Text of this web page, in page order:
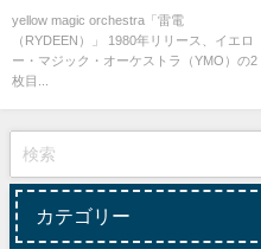
yellow magic orchestra「雷電
（RYDEEN）」 1980年リリース、イエロ
ー・マジック・オーケストラ（YMO）の2
枚目...
カテゴリー